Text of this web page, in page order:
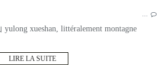
…
xueshan, littéralement montagne
LIRE LA SUITE